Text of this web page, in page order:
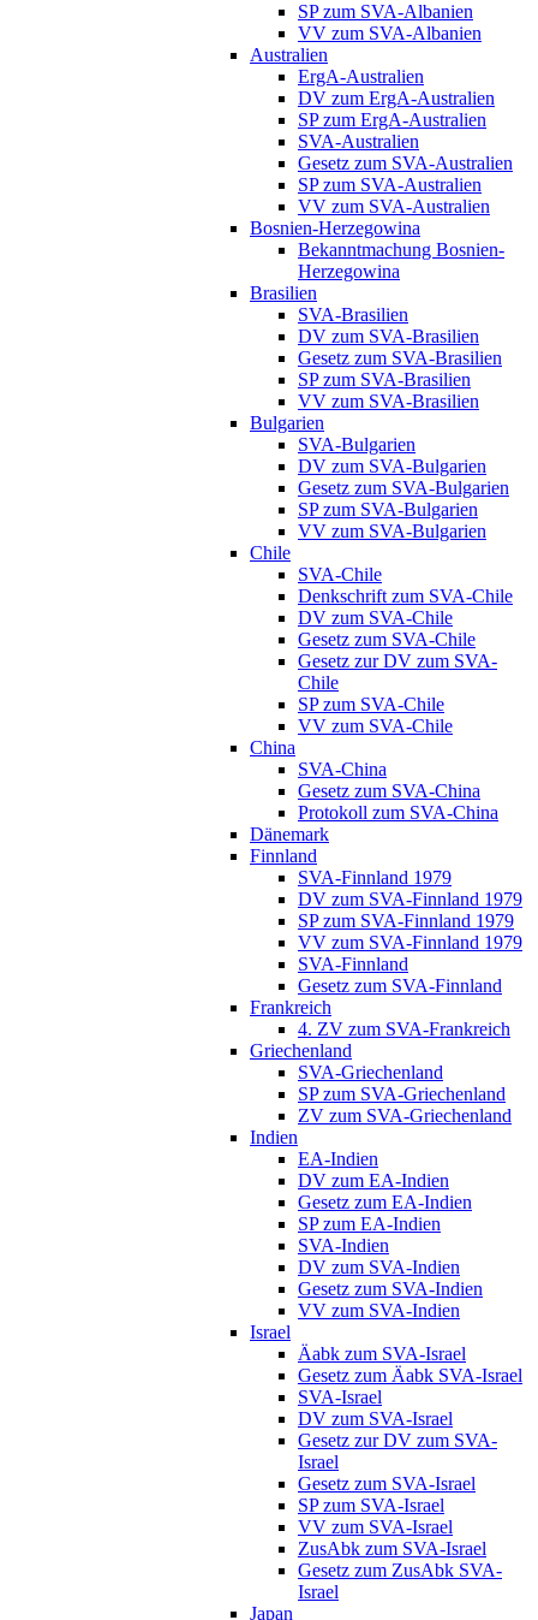
SP zum SVA-Albanien
VV zum SVA-Albanien
Australien
ErgA-Australien
DV zum ErgA-Australien
SP zum ErgA-Australien
SVA-Australien
Gesetz zum SVA-Australien
SP zum SVA-Australien
VV zum SVA-Australien
Bosnien-Herzegowina
Bekanntmachung Bosnien-
Herzegowina
Brasilien
SVA-Brasilien
DV zum SVA-Brasilien
Gesetz zum SVA-Brasilien
SP zum SVA-Brasilien
VV zum SVA-Brasilien
Bulgarien
SVA-Bulgarien
DV zum SVA-Bulgarien
Gesetz zum SVA-Bulgarien
SP zum SVA-Bulgarien
VV zum SVA-Bulgarien
Chile
SVA-Chile
Denkschrift zum SVA-Chile
DV zum SVA-Chile
Gesetz zum SVA-Chile
Gesetz zur DV zum SVA-
Chile
SP zum SVA-Chile
VV zum SVA-Chile
China
SVA-China
Gesetz zum SVA-China
Protokoll zum SVA-China
Dänemark
Finnland
SVA-Finnland 1979
DV zum SVA-Finnland 1979
SP zum SVA-Finnland 1979
VV zum SVA-Finnland 1979
SVA-Finnland
Gesetz zum SVA-Finnland
Frankreich
4. ZV zum SVA-Frankreich
Griechenland
SVA-Griechenland
SP zum SVA-Griechenland
ZV zum SVA-Griechenland
Indien
EA-Indien
DV zum EA-Indien
Gesetz zum EA-Indien
SP zum EA-Indien
SVA-Indien
DV zum SVA-Indien
Gesetz zum SVA-Indien
VV zum SVA-Indien
Israel
Äabk zum SVA-Israel
Gesetz zum Äabk SVA-Israel
SVA-Israel
DV zum SVA-Israel
Gesetz zur DV zum SVA-
Israel
Gesetz zum SVA-Israel
SP zum SVA-Israel
VV zum SVA-Israel
ZusAbk zum SVA-Israel
Gesetz zum ZusAbk SVA-
Israel
Japan